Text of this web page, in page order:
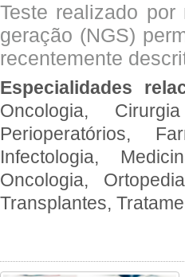
Teste realizado
geração (NGS)
recentemente
Especialidades
Oncologia,
Perioperatórios,
Infectologia,
Oncologia,
Transplantes,